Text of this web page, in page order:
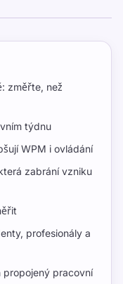
změřte, než
týdnu
WPM i ovládání
zabrání vzniku
profesionály a
propojený pracovní